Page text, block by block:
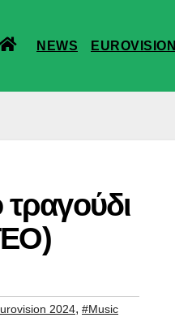
NEWS EUROVISION
2024, #Music